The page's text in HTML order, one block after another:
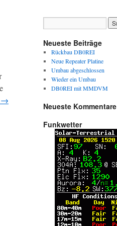
→
Neueste Beiträge
Rückbau DB0REI
Neue Repeater Platine
Umbau abgeschlossen
Wieder ein Umbau
DB0REI mit MMDVM
Neueste Kommentare
Funkwetter